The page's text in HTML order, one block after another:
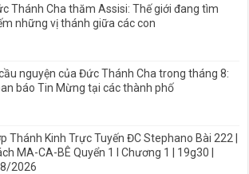
Thánh Cha thăm Assisi: Thế giới đang tìm
những vị thánh giữa các con
nguyện của Đức Thánh Cha trong tháng 8:
báo Tin Mừng tại các thành phố
Thánh Kinh Trực Tuyến ĐC Stephano Bài 222 |
MA-CA-BÊ Quyển 1 I Chương 1 | 19g30 |
2026